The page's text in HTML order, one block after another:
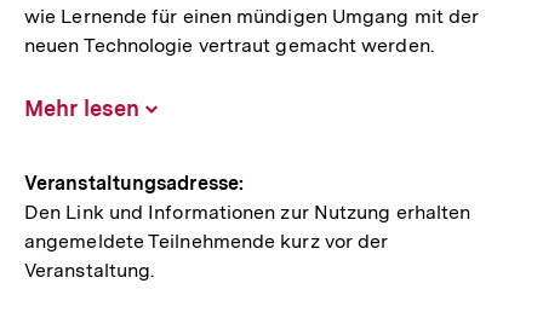
wie Lernende für einen mündigen Umgang mit der
neuen Technologie vertraut gemacht werden.
Mehr lesen
Hinweise
zur
Veranstaltung
Veranstaltungsadresse:
Den Link und Informationen zur Nutzung erhalten
angemeldete Teilnehmende kurz vor der
Veranstaltung.